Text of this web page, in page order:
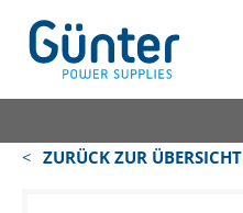
ZURÜCK ZUR ÜBERSICHT